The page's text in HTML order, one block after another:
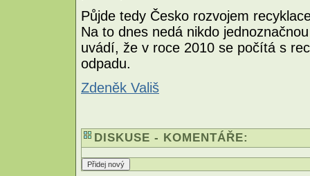
Půjde tedy Česko rozvojem
Na to dnes nedá nikdo
uvádí, že v roce 2010 se počítá s
odpadu.
Zdeněk Vališ
DISKUSE - KOMENTÁŘE: